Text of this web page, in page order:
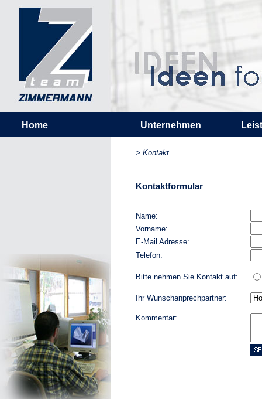
Home Unternehmen
> Kontakt
Kontaktformular
Name:
Vorname:
E-Mail Adresse:
Telefon:
Bitte nehmen Sie Kontakt auf:
Ihr Wunschanprechpartner:
Kommentar: